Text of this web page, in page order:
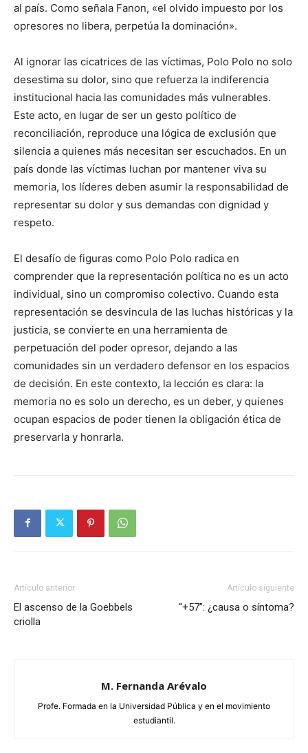
al país. Como señala Fanon, «el olvido impuesto por los
opresores no libera, perpetúa la dominación».
Al ignorar las cicatrices de las víctimas, Polo Polo no solo
desestima su dolor, sino que refuerza la indiferencia
institucional hacia las comunidades más vulnerables.
Este acto, en lugar de ser un gesto político de
reconciliación, reproduce una lógica de exclusión que
silencia a quienes más necesitan ser escuchados. En un
país donde las víctimas luchan por mantener viva su
memoria, los líderes deben asumir la responsabilidad de
representar su dolor y sus demandas con dignidad y
respeto.
El desafío de figuras como Polo Polo radica en
comprender que la representación política no es un acto
individual, sino un compromiso colectivo. Cuando esta
representación se desvincula de las luchas históricas y la
justicia, se convierte en una herramienta de
perpetuación del poder opresor, dejando a las
comunidades sin un verdadero defensor en los espacios
de decisión. En este contexto, la lección es clara: la
memoria no es solo un derecho, es un deber, y quienes
ocupan espacios de poder tienen la obligación ética de
preservarla y honrarla.
Artículo anterior
El ascenso de la Goebbels
criolla
Artículo siguiente
“+57”: ¿causa o síntoma?
M. Fernanda Arévalo
Profe. Formada en la Universidad Pública y en el movimiento
estudiantil.